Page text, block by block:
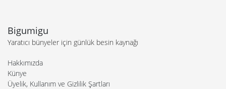
Bigumigu
Yaratıcı bünyeler için günlük besin kaynağı
Hakkımızda
Künye
Üyelik, Kullanım ve Gizlilik Şartları